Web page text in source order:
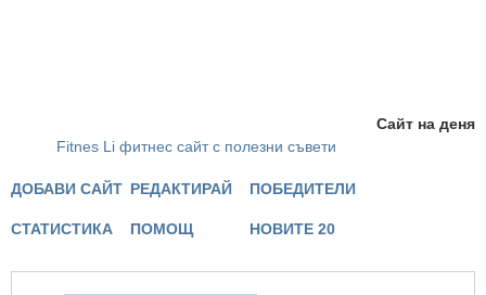
Сайт на деня
Fitnes Li фитнес сайт с полезни съвети
ДОБАВИ САЙТ РЕДАКТИРАЙ ПОБЕДИТЕЛИ
СТАТИСТИКА ПОМОЩ НОВИТЕ 20